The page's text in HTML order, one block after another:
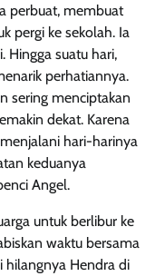
perbuat, membuat
pergi ke sekolah. Ia
Hingga suatu hari,
perhatiannya.
sering menciptakan
dekat. Karena
hari-harinya
keduanya
Angel.
untuk berlibur ke
waktu bersama
hilangnya Hendra di